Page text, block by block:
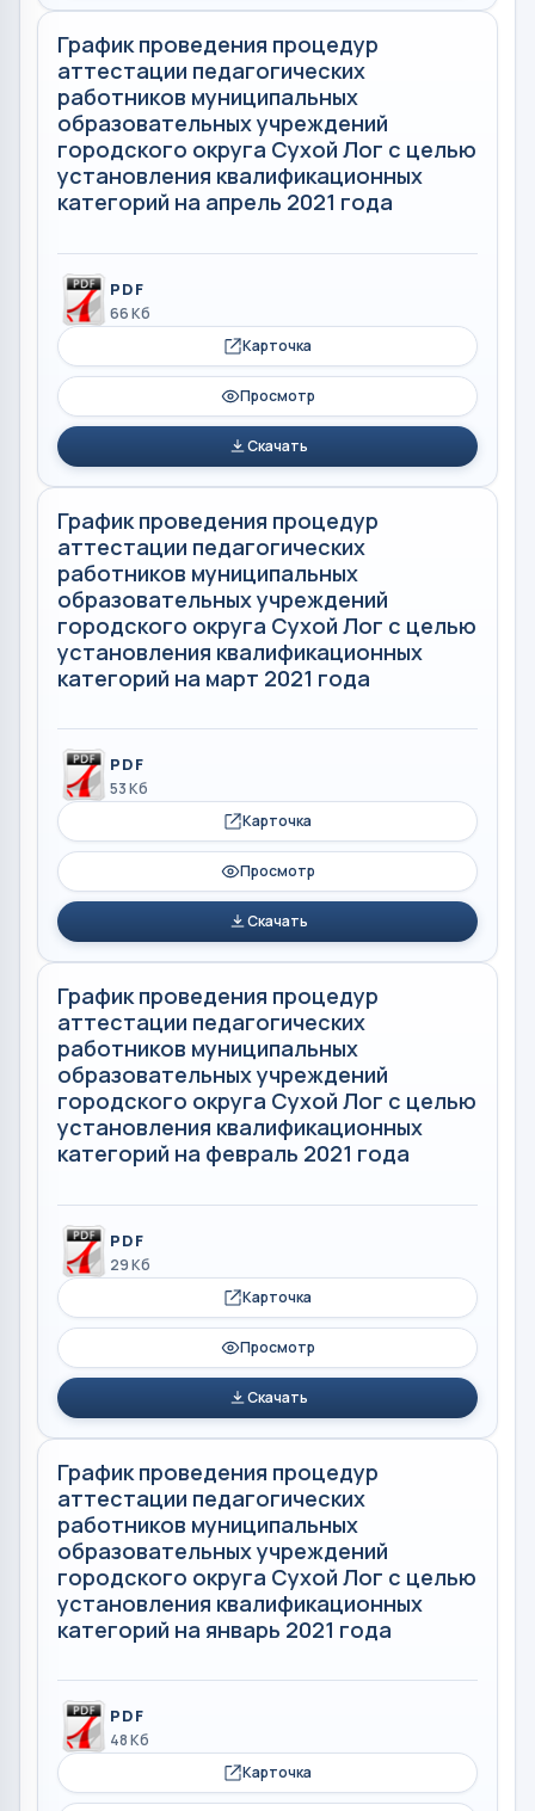
График проведения процедур
аттестации педагогических
работников муниципальных
образовательных учреждений
городского округа Сухой Лог с целью
установления квалификационных
категорий на апрель 2021 года
PDF
66 Кб
Карточка
Просмотр
Скачать
График проведения процедур
аттестации педагогических
работников муниципальных
образовательных учреждений
городского округа Сухой Лог с целью
установления квалификационных
категорий на март 2021 года
PDF
53 Кб
Карточка
Просмотр
Скачать
График проведения процедур
аттестации педагогических
работников муниципальных
образовательных учреждений
городского округа Сухой Лог с целью
установления квалификационных
категорий на февраль 2021 года
PDF
29 Кб
Карточка
Просмотр
Скачать
График проведения процедур
аттестации педагогических
работников муниципальных
образовательных учреждений
городского округа Сухой Лог с целью
установления квалификационных
категорий на январь 2021 года
PDF
48 Кб
Карточка